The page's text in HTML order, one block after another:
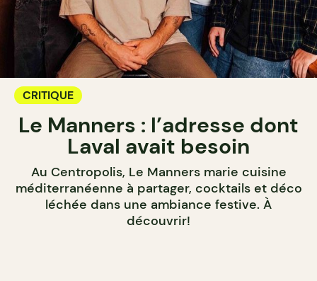
CRITIQUE
Le Manners : l’adresse dont
Laval avait besoin
Au Centropolis, Le Manners marie cuisine
méditerranéenne à partager, cocktails et déco
léchée dans une ambiance festive. À
découvrir!